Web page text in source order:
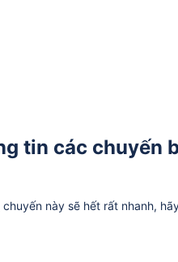
tin các chuyến
này sẽ hết rất nhanh,